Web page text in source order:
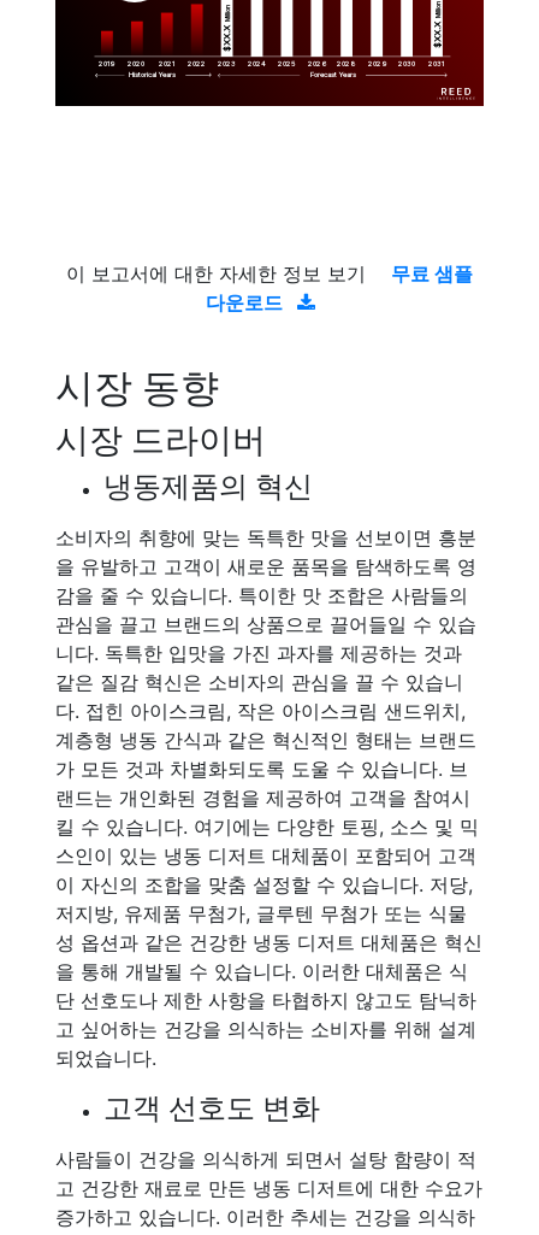
2019 2020 2021 2022 2023 2024 2025 2026 2028 2029 2030 2031
$XX.X
Million
$XX.X
Million
Historical Years Forecast Years
이 보고서에 대한 자세한 정보 보기
무료 샘플
다운로드
시장 동향
시장 드라이버
냉동제품의 혁신
소비자의 취향에 맞는 독특한 맛을 선보이면 흥분
을 유발하고 고객이 새로운 품목을 탐색하도록 영
감을 줄 수 있습니다. 특이한 맛 조합은 사람들의
관심을 끌고 브랜드의 상품으로 끌어들일 수 있습
니다. 독특한 입맛을 가진 과자를 제공하는 것과
같은 질감 혁신은 소비자의 관심을 끌 수 있습니
다. 접힌 아이스크림, 작은 아이스크림 샌드위치,
계층형 냉동 간식과 같은 혁신적인 형태는 브랜드
가 모든 것과 차별화되도록 도울 수 있습니다. 브
랜드는 개인화된 경험을 제공하여 고객을 참여시
킬 수 있습니다. 여기에는 다양한 토핑, 소스 및 믹
스인이 있는 냉동 디저트 대체품이 포함되어 고객
이 자신의 조합을 맞춤 설정할 수 있습니다. 저당,
저지방, 유제품 무첨가, 글루텐 무첨가 또는 식물
성 옵션과 같은 건강한 냉동 디저트 대체품은 혁신
을 통해 개발될 수 있습니다. 이러한 대체품은 식
단 선호도나 제한 사항을 타협하지 않고도 탐닉하
고 싶어하는 건강을 의식하는 소비자를 위해 설계
되었습니다.
고객 선호도 변화
사람들이 건강을 의식하게 되면서 설탕 함량이 적
고 건강한 재료로 만든 냉동 디저트에 대한 수요가
증가하고 있습니다. 이러한 추세는 건강을 의식하